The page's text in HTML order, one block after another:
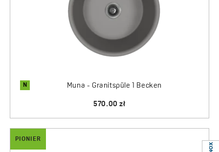
N Muna - Granitspüle 1 Becken
570.00 zł
PIONIER